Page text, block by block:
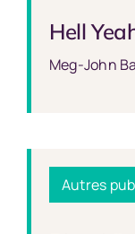
Hell
Meg-John
Autres